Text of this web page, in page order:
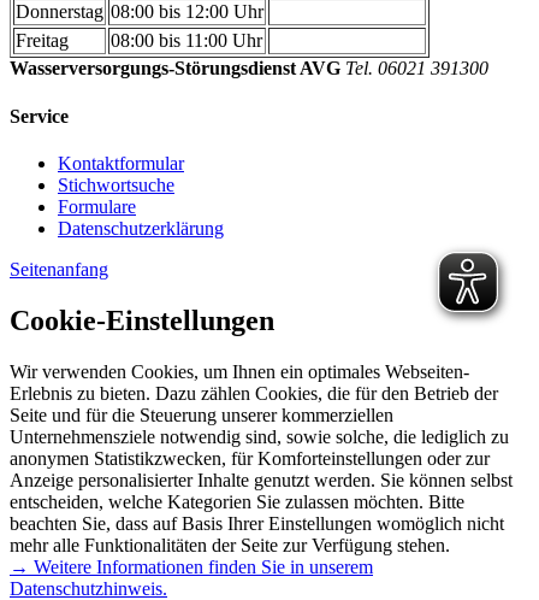
Donnerstag 08:00 bis 12:00 Uhr
Freitag
08:00 bis 11:00 Uhr
Wasserversorgungs-Störungsdienst AVG Tel. 06021 391300
Service
Kontaktformular
Stichwortsuche
Formulare
Datenschutzerklärung
Seitenanfang
Cookie-Einstellungen
Wir verwenden Cookies, um Ihnen ein optimales Webseiten-
Erlebnis zu bieten. Dazu zählen Cookies, die für den Betrieb der
Seite und für die Steuerung unserer kommerziellen
Unternehmensziele notwendig sind, sowie solche, die lediglich zu
anonymen Statistikzwecken, für Komforteinstellungen oder zur
Anzeige personalisierter Inhalte genutzt werden. Sie können selbst
entscheiden, welche Kategorien Sie zulassen möchten. Bitte
beachten Sie, dass auf Basis Ihrer Einstellungen womöglich nicht
mehr alle Funktionalitäten der Seite zur Verfügung stehen.
→ Weitere Informationen finden Sie in unserem
Datenschutzhinweis.